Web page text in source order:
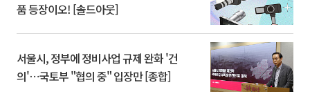
품 등장이오! [솔드아웃]
서울시, 정부에 정비사업 규제 완화 '건
의'⋯국토부 "협의 중" 입장만 [종합]